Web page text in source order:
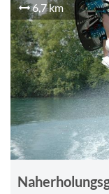
6,7 km